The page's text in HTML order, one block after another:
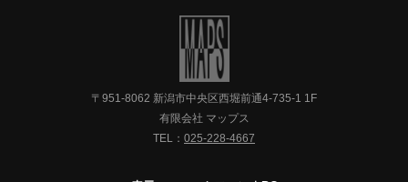
〒951-8062 新潟市中央区西堀前通4-735-1 1F
有限会社 マップス
TEL： 025-228-4667